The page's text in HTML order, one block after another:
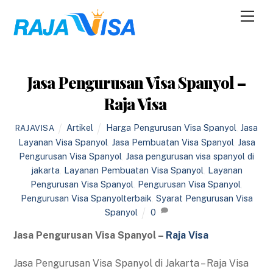
content
Jasa Pengurusan Visa Spanyol –
Raja Visa
RAJAVISA Artikel Harga Pengurusan Visa Spanyol ,Jasa
Layanan Visa Spanyol Jasa Pembuatan Visa Spanyol Jasa
Pengurusan Visa Spanyol Jasa pengurusan visa spanyol di
jakarta Layanan Pembuatan Visa Spanyol Layanan
Pengurusan Visa Spanyol Pengurusan Visa Spanyol
Pengurusan Visa Spanyolterbaik Syarat Pengurusan Visa
Spanyol
0
Jasa Pengurusan Visa Spanyol – Raja Visa
Jasa Pengurusan Visa Spanyol di Jakarta – Raja Visa